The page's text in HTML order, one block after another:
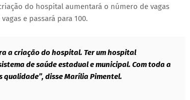
do hospital aumentará o número de vagas
e passará para 100.
a criação do hospital. Ter um hospital
de saúde estadual e municipal. Com toda a
disse Marília Pimentel.